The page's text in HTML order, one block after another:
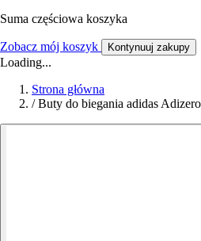
Suma częściowa koszyka
Zobacz mój koszyk Kontynuuj zakupy
Loading...
Strona główna
/ Buty do biegania adidas